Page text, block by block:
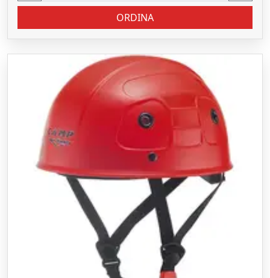
ORDINA